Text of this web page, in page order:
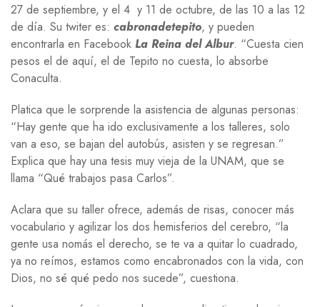
27 de septiembre, y el 4 y 11 de octubre, de las 10 a las 12
de día. Su twiter es: cabronadetepito, y pueden
encontrarla en Facebook La Reina del Albur. “Cuesta cien
pesos el de aquí, el de Tepito no cuesta, lo absorbe
Conaculta.
Platica que le sorprende la asistencia de algunas personas:
“Hay gente que ha ido exclusivamente a los talleres, solo
van a eso, se bajan del autobús, asisten y se regresan.”
Explica que hay una tesis muy vieja de la UNAM, que se
llama “Qué trabajos pasa Carlos”.
Aclara que su taller ofrece, además de risas, conocer más
vocabulario y agilizar los dos hemisferios del cerebro, “la
gente usa nomás el derecho, se te va a quitar lo cuadrado,
ya no reímos, estamos como encabronados con la vida, con
Dios, no sé qué pedo nos sucede”, cuestiona.